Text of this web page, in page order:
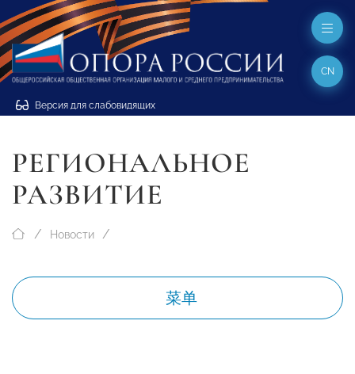
Версия для слабовидящих
CN
РЕГИОНАЛЬНОЕ
РАЗВИТИЕ
Новости
菜单